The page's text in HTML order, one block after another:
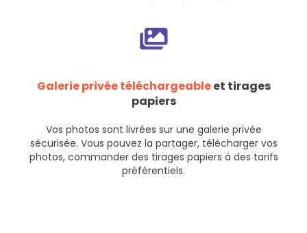
Galerie privée téléchargeableet tirages
papiers
Vos photos sont livrées sur une galerie privée
sécurisée. Vous pouvez la partager, télécharger vos
photos, commander des tirages papiers à des tarifs
préférentiels.